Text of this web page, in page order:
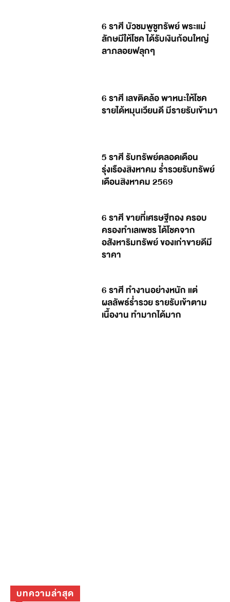
6 ราศี บัวชมพูชูทรัพย์ พระแม่
ลักษมีให้โชค ได้รับเงินก้อนใหญ่
ลาภลอยฟลุกๆ
6 ราศี เลขติดล้อ พาหนะให้โชค
รายได้หมุนเวียนดี มีรายรับเข้ามา
5 ราศี รับทรัพย์ตลอดเดือน
รุ่งเรืองสิงหาคม ร่ำรวยรับทรัพย์
เดือนสิงหาคม 2569
6 ราศี ขายที่เศรษฐีทอง ครอบ
ครองทำเลเพชร ได้โชคจาก
อสังหาริมทรัพย์ ของเก่าขายดีมี
ราคา
6 ราศี ทำงานอย่างหนัก แต่
ผลลัพธ์ร่ำรวย รายรับเข้าตาม
เนื้องาน ทำมากได้มาก
บทความล่าสุด